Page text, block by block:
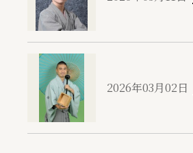
2026年03月02日